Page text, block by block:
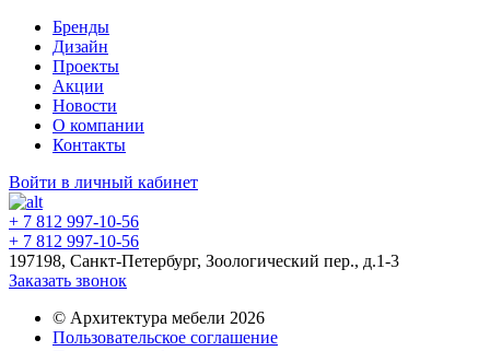
Бренды
Дизайн
Проекты
Акции
Новости
О компании
Контакты
Войти в личный кабинет
+ 7 812 997-10-56
+ 7 812 997-10-56
197198, Санкт-Петербург, Зоологический пер., д.1-3
Заказать звонок
© Архитектура мебели 2026
Пользовательское соглашение